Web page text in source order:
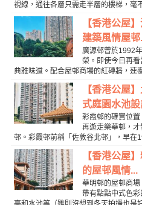
視線，通往各層只需走半層的樓梯，毫
【香港公屋
建築風情屋邨
廣源邨曾於1992
榮。即使今日再
典雅味道。配合屋邨商場的紅磚牆，連
【香港公屋
式庭園水池設
彩霞邨的確實位
再遊走樂華邨，
邨。彩霞邨前稱「佐敦谷北邨」，早在
【香港公屋
的屋邨風情...
華明邨的屋邨商
帶有點點中式色